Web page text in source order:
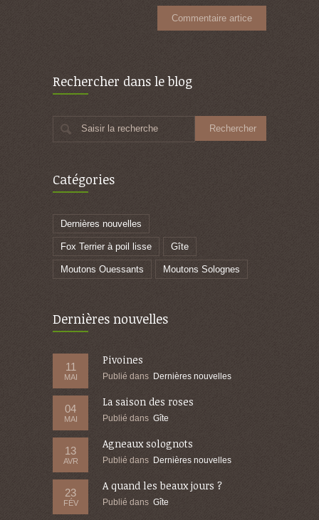
Rechercher dans le blog
Saisir la recherche
Catégories
Dernières nouvelles
Fox Terrier à poil lisse Gîte
Moutons Ouessants Moutons Solognes
Dernières nouvelles
11
MAI
Pivoines
Publié dans Dernières nouvelles
04
MAI
La saison des roses
Publié dans Gîte
13
AVR
Agneaux solognots
Publié dans Dernières nouvelles
23
FÉV
A quand les beaux jours ?
Publié dans Gîte